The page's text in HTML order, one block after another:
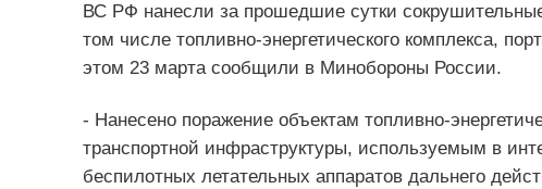
ВС РФ нанесли за прошедшие сутки
том числе топливно-энергетического комплекса,
этом 23 марта сообщили в Минобороны России.
- Нанесено поражение объектам топливно-
транспортной инфраструктуры, используемым в
беспилотных летательных аппаратов дальнего